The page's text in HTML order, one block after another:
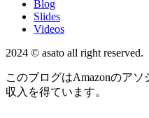
Blog
Slides
Videos
2024 © asato all right reserved.
このブログはAmazonのア
収入を得ています。